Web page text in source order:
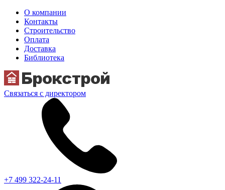
О компании
Контакты
Строительство
Оплата
Доставка
Библиотека
Связаться с директором
+7 499 322-24-11